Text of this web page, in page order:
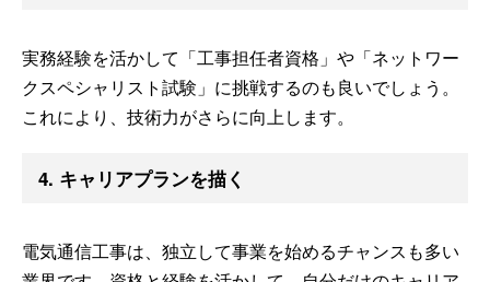
実務経験を活かして「工事担任者資格」や「ネットワー
クスペシャリスト試験」に挑戦するのも良いでしょう。
これにより、技術力がさらに向上します。
4. キャリアプランを描く
電気通信工事は、独立して事業を始めるチャンスも多い